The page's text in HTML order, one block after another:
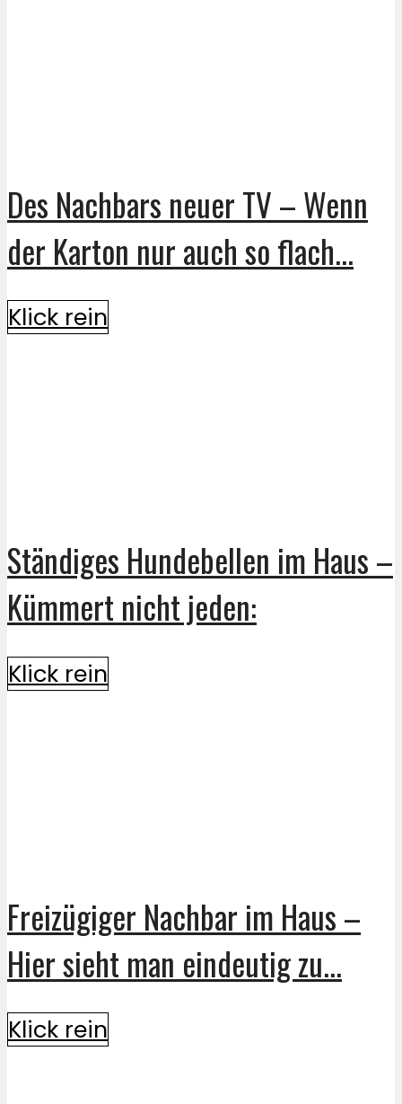
Des Nachbars neuer TV – Wenn
der Karton nur auch so flach...
Klick rein
Ständiges Hundebellen im Haus –
Kümmert nicht jeden:
Klick rein
Freizügiger Nachbar im Haus –
Hier sieht man eindeutig zu...
Klick rein